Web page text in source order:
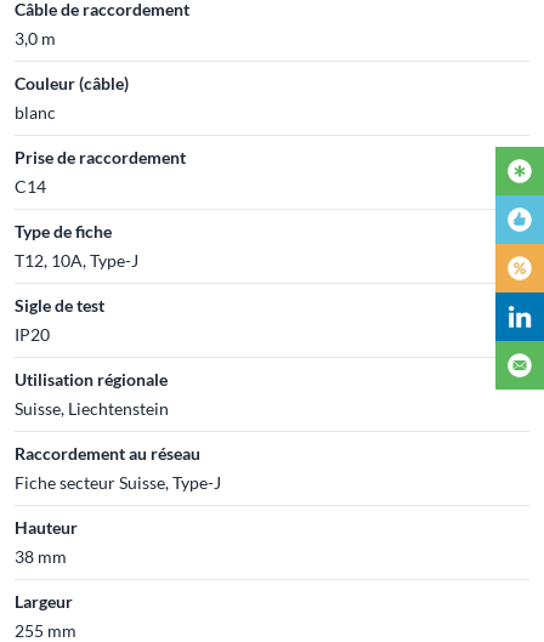
Câble de raccordement
3,0 m
Couleur (câble)
blanc
Prise de raccordement
C14
Type de fiche
T12, 10A, Type-J
Sigle de test
IP20
Utilisation régionale
Suisse, Liechtenstein
Raccordement au réseau
Fiche secteur Suisse, Type-J
Hauteur
38 mm
Largeur
255 mm